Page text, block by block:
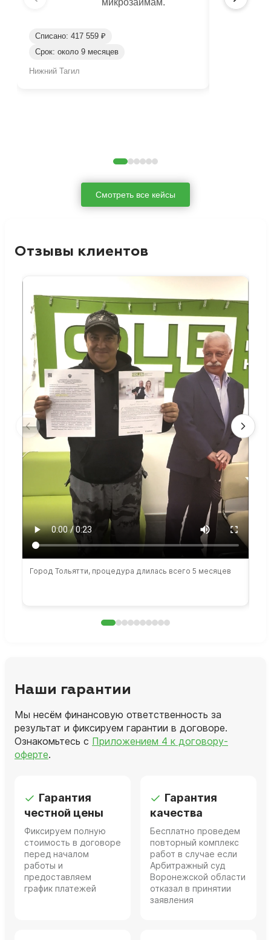
Списано: 417 559 ₽
Срок: около 9 месяцев
Нижний Тагил
Смотреть все кейсы
Отзывы клиентов
Город Тольятти, процедура длилась всего 5 месяцев
Наши гарантии
Мы несём финансовую ответственность за
результат и фиксируем гарантии в договоре.
Ознакомьтесь с Приложением 4 к договору-
оферте.
Гарантия
честной цены
Фиксируем полную
стоимость в договоре
перед началом
работы и
предоставляем
график платежей
Гарантия
качества
Бесплатно проведем
повторный комплекс
работ в случае если
Арбитражный суд
Воронежской области
отказал в принятии
заявления